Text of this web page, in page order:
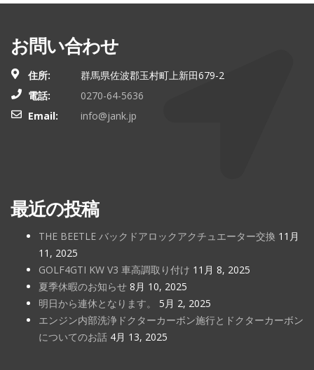
お問い合わせ
住所:
群馬県佐波郡玉村町上新田679-2
電話:
0270-64-5636
Email:
info@jank.jp
最近の投稿
THE BEETLE バックドアロックアクチュエーター交換 11月
11, 2025
GOLF4GTI KW V3 車高調取り付け 11月 8, 2025
夏季休暇のお知らせ 8月 10, 2025
明日から連休となります。
5月 2, 2025
エンジン内部洗浄ドクターカーボン施行とドクターカーボン
についてのお話 4月 13, 2025